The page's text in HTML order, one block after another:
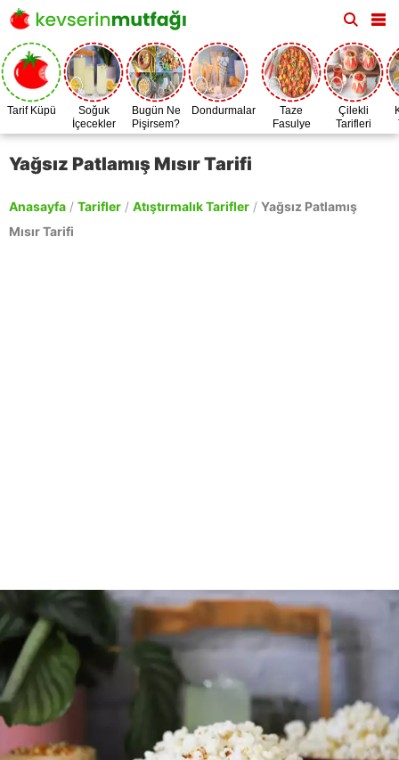
Tarif Küpü
Soğuk
İçecekler
Bugün Ne
Pişirsem?
Dondurmalar
Taze
Fasulye
Zamanı
Çilekli
Tarifleri
Yağsız Patlamış Mısır Tarifi
Anasayfa / Tarifler / Atıştırmalık Tarifler / Yağsız Patlamış
Mısır Tarifi